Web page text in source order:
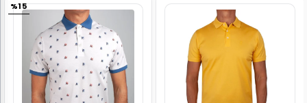
%15